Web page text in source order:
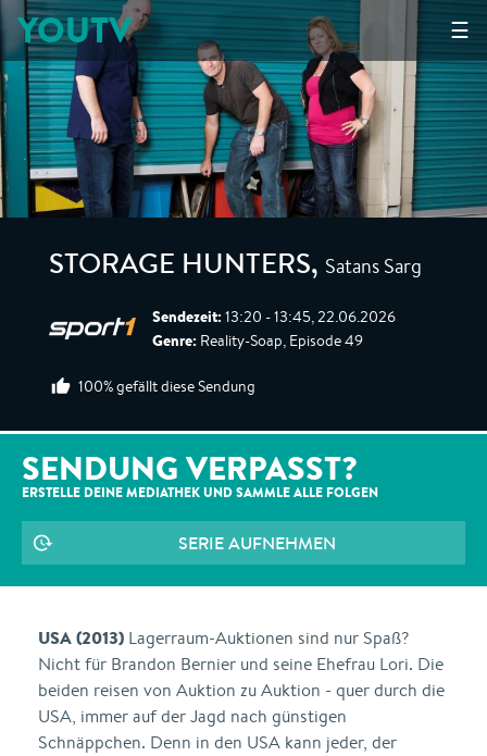
☰
YOUTV
STORAGE HUNTERS, Satans Sarg
Sendezeit: 13:20 - 13:45, 22.06.2026
Genre: Reality-Soap, Episode 49
100% gefällt diese Sendung
SENDUNG VERPASST?
ERSTELLE DEINE MEDIATHEK UND SAMMLE ALLE FOLGEN
SERIE AUFNEHMEN
USA (2013) Lagerraum-Auktionen sind nur Spaß?
Nicht für Brandon Bernier und seine Ehefrau Lori. Die
beiden reisen von Auktion zu Auktion - quer durch die
USA, immer auf der Jagd nach günstigen
Schnäppchen. Denn in den USA kann jeder, der